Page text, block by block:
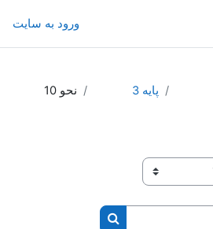
ورود به سایت
پايه 3 نحو 10